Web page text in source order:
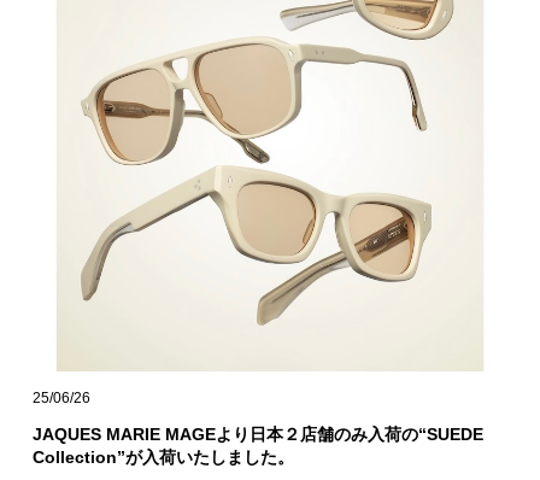
25/06/26
JAQUES MARIE MAGEより日本２店舗のみ入荷の“SUEDE
Collection”が入荷いたしました。